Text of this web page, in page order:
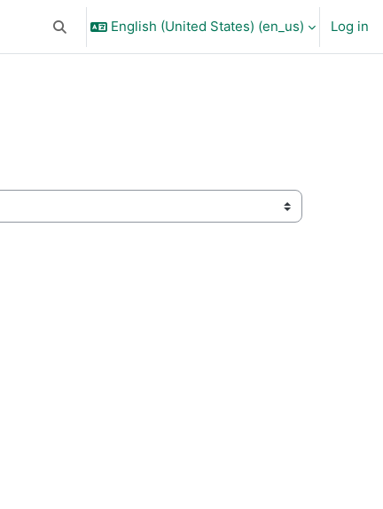
Toggle search input
English (United States) ‎(en_us)‎ Log in